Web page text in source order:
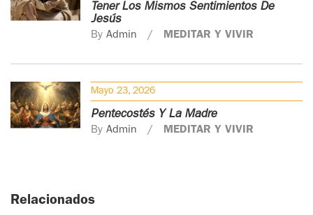
Tener Los Mismos Sentimientos De
Jesús
By Admin MEDITAR Y VIVIR
Mayo 23, 2026
Pentecostés Y La Madre
By Admin MEDITAR Y VIVIR
Relacionados